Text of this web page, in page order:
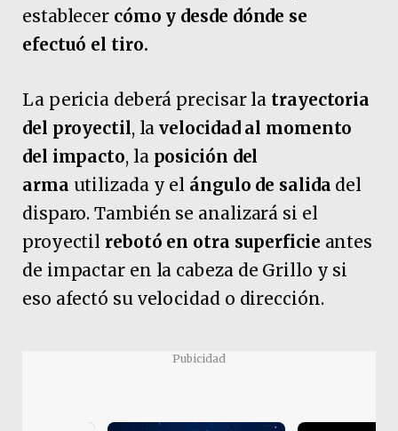
establecer cómo y desde dónde se
efectuó el tiro.
La pericia deberá precisar la trayectoria
del proyectil, lavelocidad al momento
del impacto, la posición del
arma utilizada y el ángulo de salida del
disparo. También se analizará si el
proyectil rebotó en otra superficie antes
de impactar en la cabeza de Grillo y si
eso afectó su velocidad o dirección.
Pubicidad